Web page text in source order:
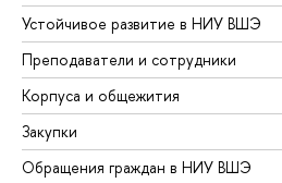
Устойчивое развитие в НИУ ВШЭ
Преподаватели и сотрудники
Корпуса и общежития
Закупки
Обращения граждан в НИУ ВШЭ